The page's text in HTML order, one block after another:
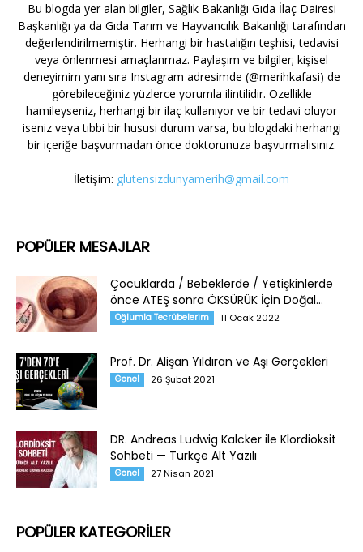
Bu blogda yer alan bilgiler, Sağlık Bakanlığı Gıda İlaç Dairesi
Başkanlığı ya da Gıda Tarım ve Hayvancılık Bakanlığı tarafından
değerlendirilmemiştir. Herhangi bir hastalığın teşhisi, tedavisi
veya önlenmesi amaçlanmaz. Paylaşım ve bilgiler; kişisel
deneyimim yanı sıra Instagram adresimde (@merihkafasi) de
görebileceğiniz yüzlerce yorumla ilintilidir. Özellikle
hamileyseniz, herhangi bir ilaç kullanıyor ve bir tedavi oluyor
iseniz veya tıbbi bir hususi durum varsa, bu blogdaki herhangi
bir içeriğe başvurmadan önce doktorunuza başvurmalısınız.
İletişim: glutensizdunyamerih@gmail.com
POPÜLER MESAJLAR
Çocuklarda / Bebeklerde / Yetişkinlerde
önce ATEŞ sonra ÖKSÜRÜK İçin Doğal...
Oğlumla Tecrübelerim 11 Ocak 2022
Prof. Dr. Alişan Yıldıran ve Aşı Gerçekleri
Genel 26 Şubat 2021
DR. Andreas Ludwig Kalcker ile Klordioksit
Sohbeti — Türkçe Alt Yazılı
Genel 27 Nisan 2021
POPÜLER KATEGORİLER